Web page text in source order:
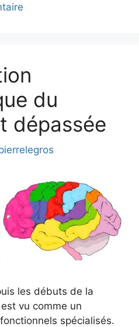
du
dépassée
les débuts de la
vu comme un
spécialisés.